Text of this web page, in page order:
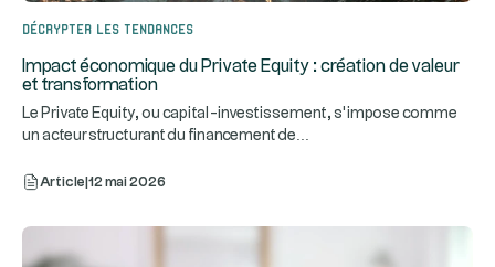
Décrypter les tendances
Impact économique du Private Equity : création de valeur
et transformation
Le Private Equity, ou capital-investissement, s’impose comme
un acteur structurant du financement de
Article 12 mai 2026